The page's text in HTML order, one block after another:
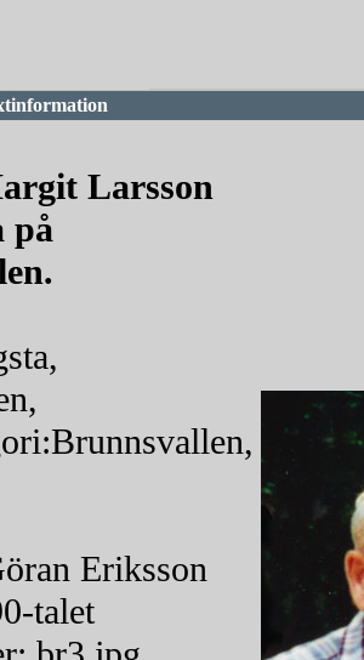
Larsson
på
Eriksson
talet